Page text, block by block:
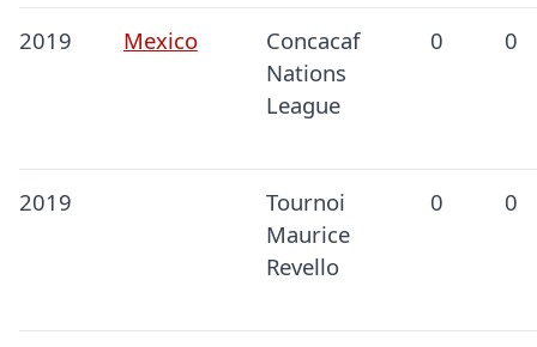
2019 Mexico
Concacaf
Nations
League
0 0
2019
Tournoi
Maurice
Revello
0 0